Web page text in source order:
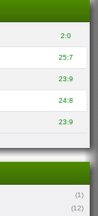
2:0
25:7
23:9
24:8
23:9
(1)
(12)